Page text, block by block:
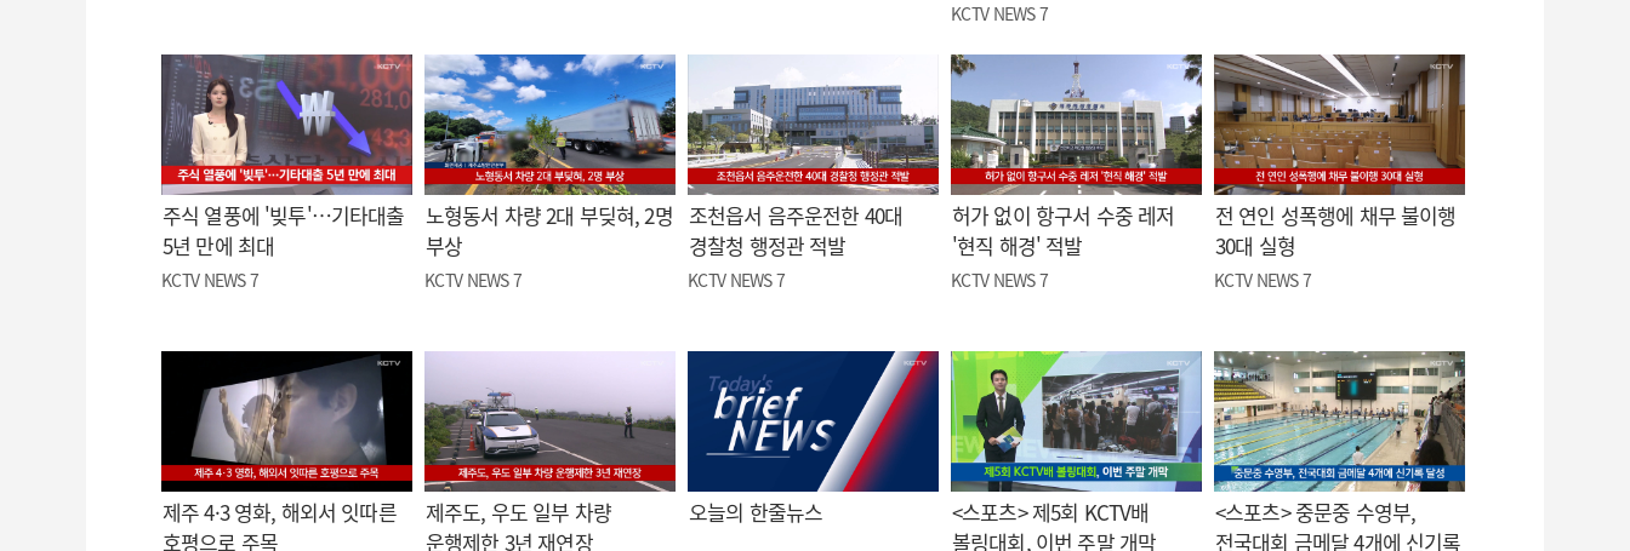
KCTV NEWS 7
주식 열풍에 '빚투'…기타대출
5년 만에 최대
KCTV NEWS 7
노형동서 차량 2대 부딪혀, 2명
부상
KCTV NEWS 7
조천읍서 음주운전한 40대
경찰청 행정관 적발
KCTV NEWS 7
허가 없이 항구서 수중 레저
'현직 해경' 적발
KCTV NEWS 7
전 연인 성폭행에 채무 불이행
30대 실형
KCTV NEWS 7
제주 4·3 영화, 해외서 잇따른
호평으로 주목
제주도, 우도 일부 차량
운행제한 3년 재연장
오늘의 한줄뉴스
<스포츠> 제5회 KCTV배
볼링대회, 이번 주말 개막
<스포츠> 중문중 수영부,
전국대회 금메달 4개에 신기록